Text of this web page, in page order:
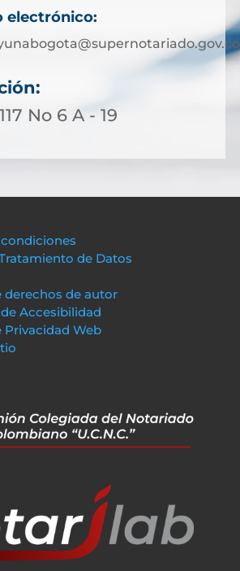
electrónico:
No 6 A - 19
condiciones
de Datos
derechos de autor
Accesibilidad
Privacidad Web